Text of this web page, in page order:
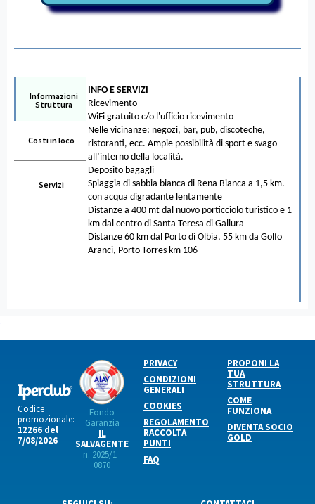
Informazioni
Struttura
Costi in loco
Servizi
INFO E SERVIZI
Ricevimento
WiFi gratuito c/o l'ufficio ricevimento
Nelle vicinanze: negozi, bar, pub, discoteche,
ristoranti, ecc. Ampie possibilità di sport e svago
all’interno della località.
Deposito bagagli
Spiaggia di sabbia bianca di Rena Bianca a 1,5 km.
con acqua digradante lentamente
Distanze a 400 mt dal nuovo porticciolo turistico e 1
km dal centro di Santa Teresa di Gallura
Distanze 60 km dal Porto di Olbia, 55 km da Golfo
Aranci, Porto Torres km 106
.
Codice
promozionale:
12266 del
7/08/2026
Fondo
Garanzia
IL
SALVAGENTE
n. 2025/1 -
0870
PRIVACY
CONDIZIONI
GENERALI
COOKIES
REGOLAMENTO
RACCOLTA
PUNTI
FAQ
PROPONI LA
TUA
STRUTTURA
COME
FUNZIONA
DIVENTA SOCIO
GOLD